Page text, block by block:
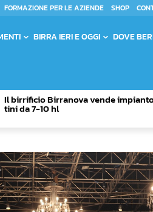
FORMAZIONE PER LE AZIENDE SHOP
BIRRA IERI E OGGI DOVE
Il birrificio Birranova vende
tini da 7-10 hl